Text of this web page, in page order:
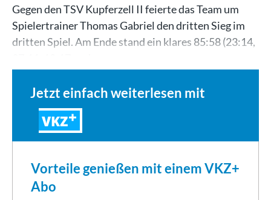
Gegen den TSV Kupferzell II feierte das Team um
Spielertrainer Thomas Gabriel den dritten Sieg im
dritten Spiel. Am Ende stand ein klares 85:58 (23:14,
Jetzt einfach weiterlesen mit
VKZ
Vorteile genießen mit einem VKZ+
Abo